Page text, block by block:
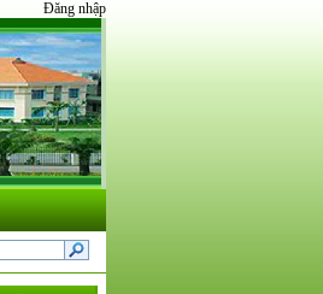
Đăng nhập
THIỆU NỘI DUNG MỚI TẠI THÔNG TƯ 31